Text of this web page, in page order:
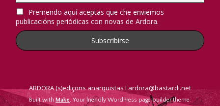
Premendo aquí aceptas que che enviemos
publicacións periódicas con novas de Ardora.
ARDORA (s)ediçons anarquistas I ardora@bastardi.net
Built with Make. Your friendly WordPress page builder theme.